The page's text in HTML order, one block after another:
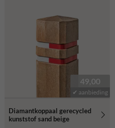
49,00
✔ aanbieding
Diamantkoppaal gerecycled
kunststof sand beige